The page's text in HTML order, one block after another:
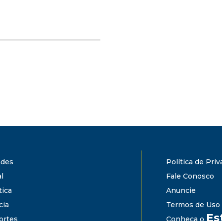
Política de
Fale Conosco
Anuncie
Termos de Uso
Conheça o